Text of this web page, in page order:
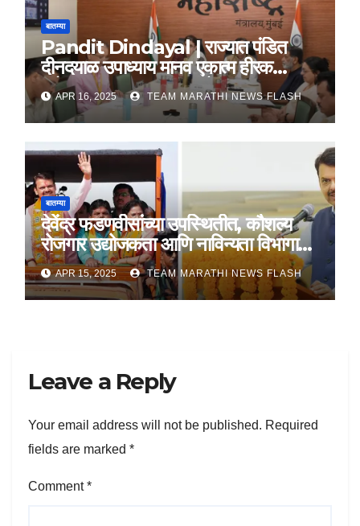
बातम्या
Pandit Dindayal | राज्यात पंडित
दीनदयाळ उपाध्याय मानव एकात्म हीरक
महोत्सव, 22-25 दरम्यान होणार साजरा
APR 16, 2025 TEAM MARATHI NEWS FLASH
बातम्या
देवेंद्र फडणवीसांच्या उपस्थितीत, कौशल्य
रोजगार उद्योजकता आणि नाविन्यता विभागाचे
तीन सामंजस्य करार
APR 15, 2025 TEAM MARATHI NEWS FLASH
Leave a Reply
Your email address will not be published. Required
fields are marked *
Comment*